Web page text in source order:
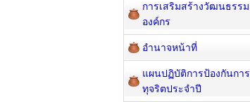
การเสริมสร้างวัฒนธรรม
องค์กร
อำนาจหน้าที่
แผนปฏิบัติการป้องกันการ
ทุจริตประจำปี